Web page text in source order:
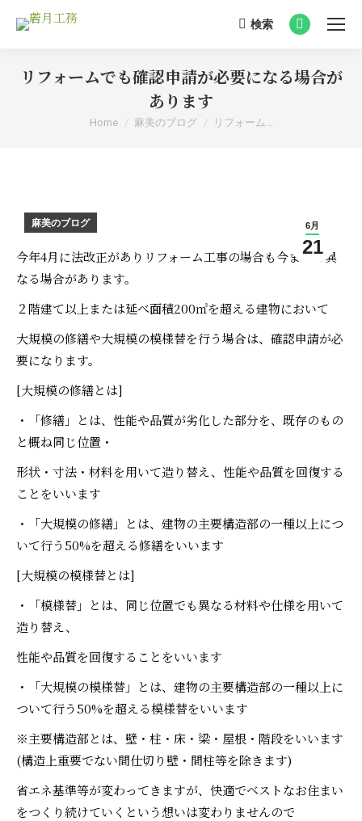
Search:
検索
Facebook
opens
リフォームでも確認申請が必要になる場合が
あります
You are here:
Home 麻美のブログ リフォーム…
6月
21
麻美のブログ
今年4月に法改正がありリフォーム工事の場合も今までと異
なる場合があります。
２階建て以上または延べ面積200㎡を超える建物において
大規模の修繕や大規模の模様替を行う場合は、確認申請が必
要になります。
[大規模の修繕とは]
・「修繕」とは、性能や品質が劣化した部分を、既存のもの
と概ね同じ位置・
形状・寸法・材料を用いて造り替え、性能や品質を回復する
ことをいいます
・「大規模の修繕」とは、建物の主要構造部の一種以上につ
いて行う50%を超える修繕をいいます
[大規模の模様替とは]
・「模様替」とは、同じ位置でも異なる材料や仕様を用いて
造り替え、
性能や品質を回復することをいいます
・「大規模の模様替」とは、建物の主要構造部の一種以上に
ついて行う50%を超える模様替をいいます
※主要構造部とは、壁・柱・床・梁・屋根・階段をいいます
(構造上重要でない間仕切り壁・間柱等を除きます)
省エネ基準等が変わってきますが、快適でベストなお住まい
をつくり続けていくという想いは変わりませんので